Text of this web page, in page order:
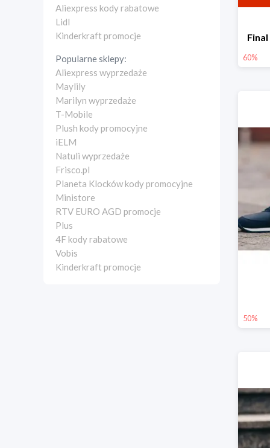
Aliexpress kody rabatowe
Lidl
Kinderkraft promocje
Popularne sklepy:
Aliexpress wyprzedaże
Maylily
Marilyn wyprzedaże
T-Mobile
Plush kody promocyjne
iELM
Natuli wyprzedaże
Frisco.pl
Planeta Klocków kody promocyjne
Ministore
RTV EURO AGD promocje
Plus
4F kody rabatowe
Vobis
Kinderkraft promocje
60%
50%